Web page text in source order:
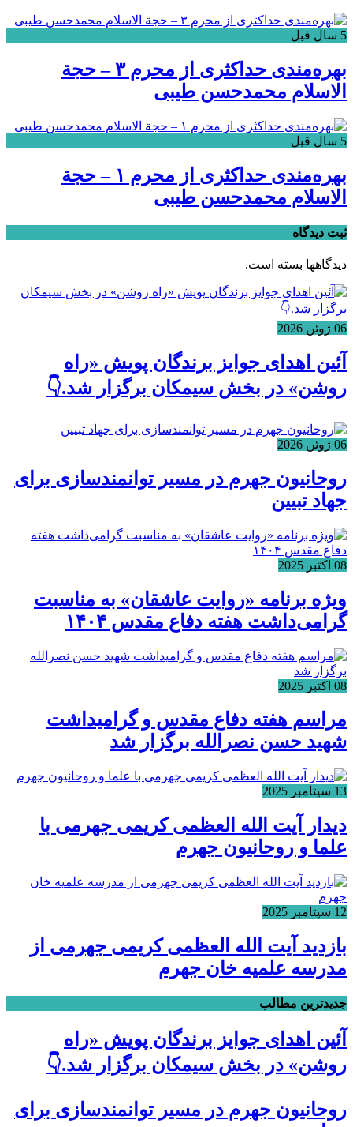
5 سال قبل
بهره‌مندی حداکثری از محرم ۳ – حجة
الاسلام محمدحسن طیبی
5 سال قبل
بهره‌مندی حداکثری از محرم ۱ – حجة
الاسلام محمدحسن طیبی
ثبت دیدگاه
دیدگاهها بسته است.
06 ژوئن 2026
آئین اهدای جوایز برندگان پویش «راه
روشن» در بخش سیمکان برگزار شد.👇
06 ژوئن 2026
روحانیون جهرم در مسیر توانمندسازی برای
جهاد تبیین
08 اکتبر 2025
ویژه برنامه «روایت عاشقان» به مناسبت
گرامی‌داشت هفته دفاع مقدس ۱۴۰۴
08 اکتبر 2025
مراسم هفته دفاع مقدس و گرامیداشت
شهید حسن نصرالله برگزار شد
13 سپتامبر 2025
دیدار آیت الله العظمی کریمی جهرمی با
علما و روحانیون جهرم
12 سپتامبر 2025
بازدید آیت الله العظمی کریمی جهرمی از
مدرسه علمیه خان جهرم
جدیدترین مطالب
آئین اهدای جوایز برندگان پویش «راه
روشن» در بخش سیمکان برگزار شد.👇
روحانیون جهرم در مسیر توانمندسازی برای